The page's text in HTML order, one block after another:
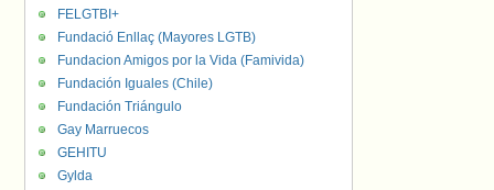
FELGTBI+
Fundació Enllaç (Mayores LGTB)
Fundacion Amigos por la Vida (Famivida)
Fundación Iguales (Chile)
Fundación Triángulo
Gay Marruecos
GEHITU
Gylda